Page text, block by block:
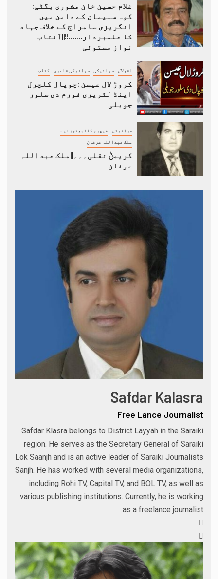
غلام حسین خان مشوری بگٹی:
کوہ سلیمان کے دامن میں
انگریزی سامراج کے خلاف جہاد
کا علمبردار…….!!||آفتاب
نواز مستوئی
اشولال سرائیکی سرائیکی شاعری کتاب
کروڑ لال عیسن :چوپال کلچرل
اینڈ لٹریری فورم دی سلور
جوبلی
سرائیکی فیچر، کالم،تجزئیے
ملک عبداللہ عرفان
کریمݨ نقلی۔۔۔||ملک عبداللہ
عرفان
Safdar Kalasra
Free Lance Journalist
Safdar Klasra belongs to District Layyah in the Saraiki
region. He serves as the Secretary General of Saraiki
Lok Saanjh and is an active leader of Saraiki Journalists
Sanjh. He has worked with several media organizations,
including Rohi TV, Capital TV, and BOL TV, as well as
various publishing institutions. Currently, he is working
as a freelance journalist.